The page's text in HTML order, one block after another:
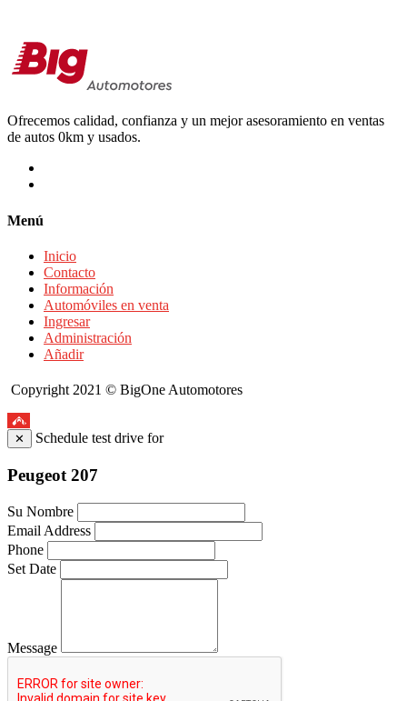
Ofrecemos calidad, confianza y un mejor asesoramiento en ventas
de autos 0km y usados.
Menú
Inicio
Contacto
Información
Automóviles en venta
Ingresar
Administración
Añadir
Copyright 2021 © BigOne Automotores
Top
✕ Schedule test drive for
Peugeot 207
Su Nombre
Email Address
Phone
Set Date
Message